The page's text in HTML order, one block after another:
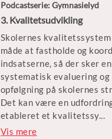
og for deres oplevelse af
mestring. Hvordan kan
karaktergivningspraksis
så motivation og læring
Gæsterne i dag er Noemi
Katznelson, forsker på CFU
medforfatter til bogen
”Karakterbogen”, og
Marinos, lektor på Lyngby
Gymnasium, der bl.a. har
Podcastserie: Gymnasielyd
3. Kvalitetsudvikling
Skolernes kvalitetssystem
måde at fastholde og
indsatserne, så der sker en
systematisk evaluering og
opfølgning på skolernes
Det kan være en
etableret et kvalitetssy...
stem, der er omfattende
Vis mere